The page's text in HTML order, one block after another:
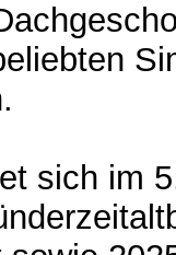
sich im